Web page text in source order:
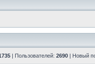
| Пользователей: 2690 | Новый